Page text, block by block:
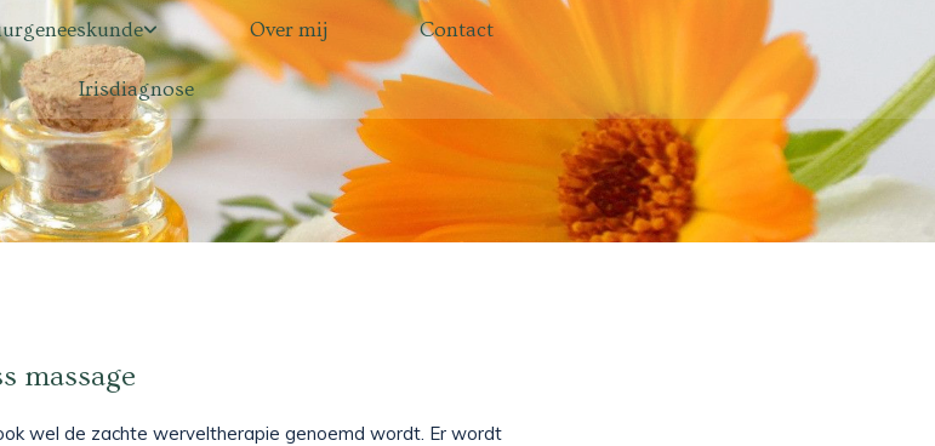
Over mij Contact
Irisdiagnose
massage
wel de zachte werveltherapie genoemd wordt. Er wordt